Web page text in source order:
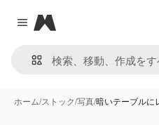
Close menu
Magnific
ホーム/ストック/写真/暗いテーブル